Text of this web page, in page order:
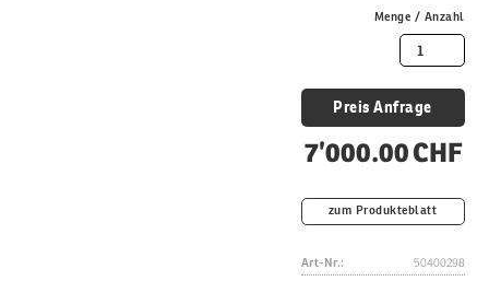
Menge / Anzahl
Preis Anfrage
7’000.00 CHF
zum Produkteblatt
Art-Nr.:
50400298